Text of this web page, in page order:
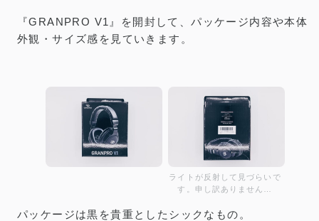
『GRANPRO V1』を開封して、パッケージ内容や本体
外観・サイズ感を見ていきます。
ライトが反射して見づらいで
す。申し訳ありません…
パッケージは黒を貴重としたシックなもの。